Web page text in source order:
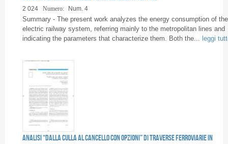
2 024 Numero: Num. 4
Summary - The present work analyzes the energy consumption of the
electric railway system, referring mainly to the metropolitan lines and
indicating the parameters that characterize them. Both the... leggi
Analisi “dalla culla al cancello con opzioni” di traverse ferroviarie in